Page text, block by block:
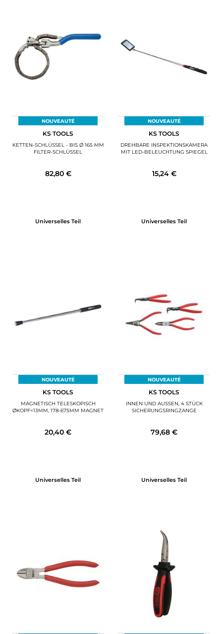
NOUVEAUTÉ
KS TOOLS
KETTEN-SCHLÜSSEL - BIS Ø 165 MM
FILTER-SCHLÜSSEL
82,80 €
Universelles Teil
NOUVEAUTÉ
KS TOOLS
DREHBARE INSPEKTIONSKAMERA
MIT LED-BELEUCHTUNG SPIEGEL
15,24 €
Universelles Teil
NOUVEAUTÉ
KS TOOLS
MAGNETISCH TELESKOPISCH
ØKOPF=13MM, 178-675MM MAGNET
20,40 €
Universelles Teil
NOUVEAUTÉ
KS TOOLS
INNEN UND AUSSEN, 4 STÜCK S
ICHERUNGSRINGZANGE
79,68 €
Universelles Teil